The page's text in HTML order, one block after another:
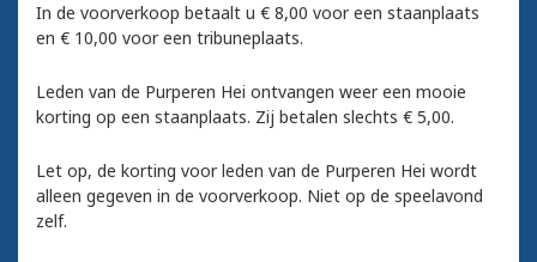
In de voorverkoop betaalt u € 8,00 voor een staanplaats
en € 10,00 voor een tribuneplaats.
Leden van de Purperen Hei ontvangen weer een mooie
korting op een staanplaats. Zij betalen slechts € 5,00.
Let op, de korting voor leden van de Purperen Hei wordt
alleen gegeven in de voorverkoop. Niet op de speelavond
zelf.